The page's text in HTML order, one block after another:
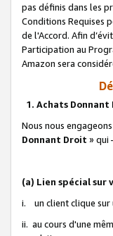
pas définis dans les
Conditions Requises
de l'Accord. Afin
Participation au
Amazon sera
1. Achats
Nous nous
Donnant Droit » qui
(a) Lien spécial sur
i. un client clique sur
ii. au cours d'une